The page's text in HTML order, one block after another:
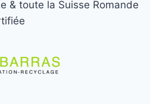
& toute la Suisse Romande